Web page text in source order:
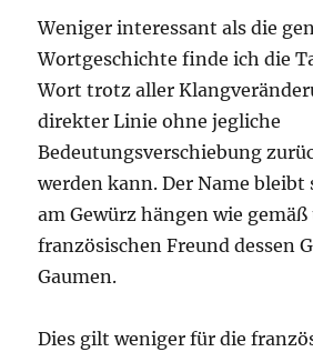
Weniger interessant als die
Wortgeschichte finde ich die
Wort trotz aller
direkter Linie ohne jegliche
Bedeutungsverschiebung
werden kann. Der Name
am Gewürz hängen wie
französischen Freund dessen
Gaumen.
Dies gilt weniger für die